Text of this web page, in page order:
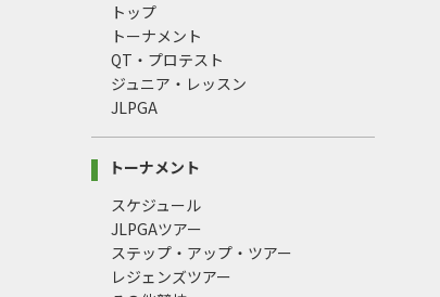
トップ
トーナメント
QT・プロテスト
ジュニア・レッスン
JLPGA
トーナメント
スケジュール
JLPGAツアー
ステップ・アップ・ツアー
レジェンズツアー